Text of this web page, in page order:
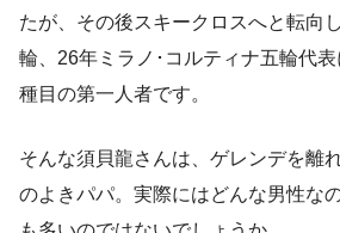
たが、その後スキークロスへと転向
輪、26年ミラノ･コルティナ五輪代
種目の第一人者です。
そんな須貝龍さんは、ゲレンデを離
のよきパパ。実際にはどんな男性な